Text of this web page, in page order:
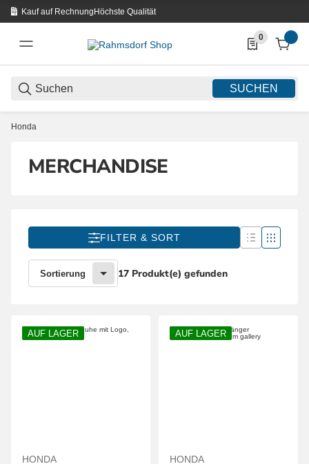
Kauf auf RechnungHöchste Qualität
SUCHEN
0
0 Produkte in
Honda
MERCHANDISE
FILTER & SORT
Sortierung 17 Produkt(e) gefunden
AUF LAGER
HONDA
AUF LAGER
HONDA